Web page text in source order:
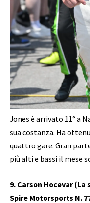
Jones è arrivato 11° a
sua costanza. Ha
quattro gare. Gran
più alti e bassi il mese
9. Carson Hocevar
Spire Motorsports N.